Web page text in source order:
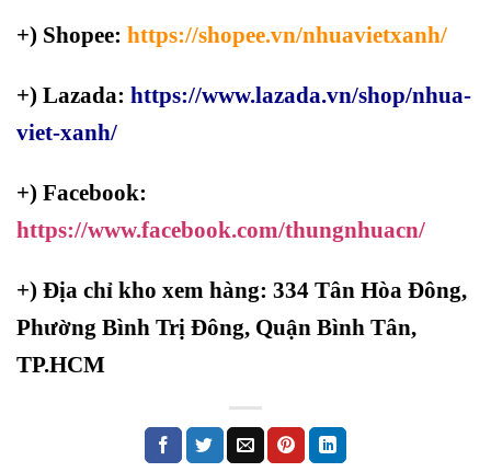
+) Shopee: https://shopee.vn/nhuavietxanh/
+) Lazada: https://www.lazada.vn/shop/nhua-
viet-xanh/
+) Facebook:
https://www.facebook.com/thungnhuacn/
+) Địa chỉ kho xem hàng: 334 Tân Hòa Đông,
Phường Bình Trị Đông, Quận Bình Tân,
TP.HCM